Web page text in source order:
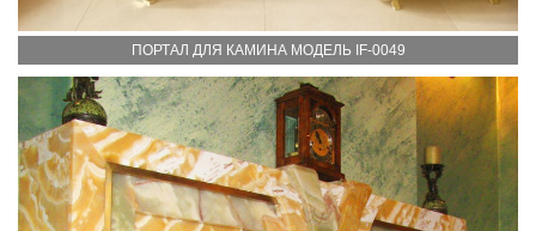
ПОРТАЛ ДЛЯ КАМИНА МОДЕЛЬ IF-0049